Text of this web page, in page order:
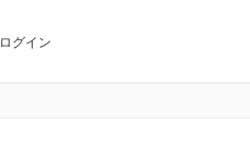
ログイン